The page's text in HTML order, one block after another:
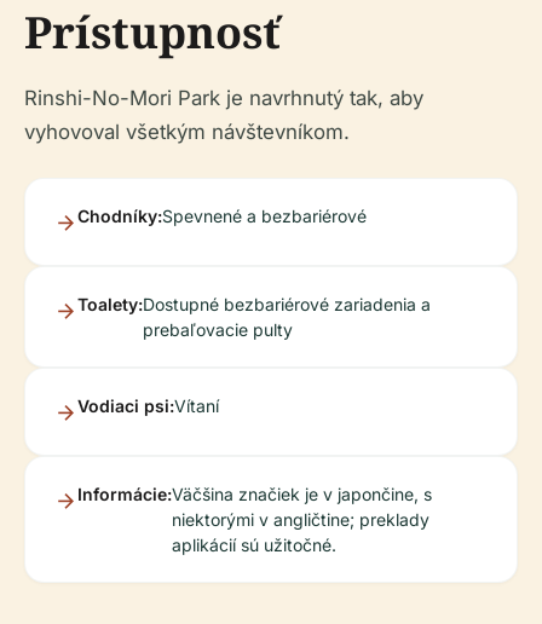
Prístupnosť
Rinshi-No-Mori Park je navrhnutý tak, aby
vyhovoval všetkým návštevníkom.
Chodníky:Spevnené a bezbariérové
Toalety:Dostupné bezbariérové zariadenia a
prebaľovacie pulty
Vodiaci psi:Vítaní
Informácie:Väčšina značiek je v japončine, s
niektorými v angličtine; preklady
aplikácií sú užitočné.